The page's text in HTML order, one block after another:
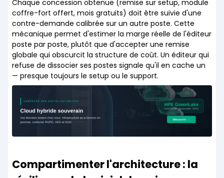
Chaque concession obtenue (remise sur setup, module
coffre-fort offert, mois gratuits) doit être suivie d'une
contre-demande calibrée sur un autre poste. Cette
mécanique permet d'estimer la marge réelle de l'éditeur
poste par poste, plutôt que d'accepter une remise
globale qui obscurcit la structure de coût. Un éditeur qui
refuse de dissocier ses postes signale qu'il en cache un
— presque toujours le setup ou le support.
Compartimenter l'architecture : la